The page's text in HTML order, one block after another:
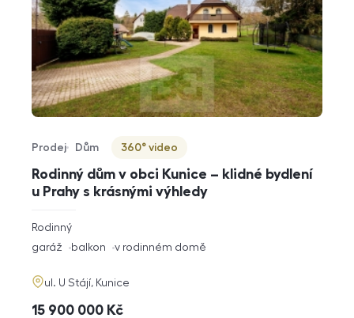
Rodinný dům v obci Kunice – klidné bydlení
u Prahy s krásnými výhledy
Typ nabídky
Prodej
Typ nemovitosti
Dům
Virtuální prohlídka
360° video
rozměry
dispozice
Rodinný
funkce
garáž balkon v rodinném domě
adresa
ul. U Stájí, Kunice
cena
15 900 000 Kč